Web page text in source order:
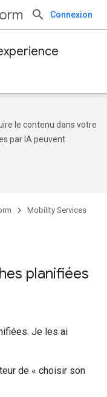
Connexion
le contenu dans votre
par IA peuvent
Mobility Services
planifiées
Je les ai
de « choisir son